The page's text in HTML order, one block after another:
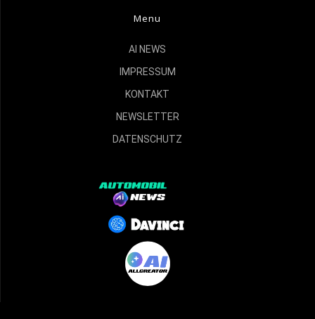
Menu
AI NEWS
IMPRESSUM
KONTAKT
NEWSLETTER
DATENSCHUTZ